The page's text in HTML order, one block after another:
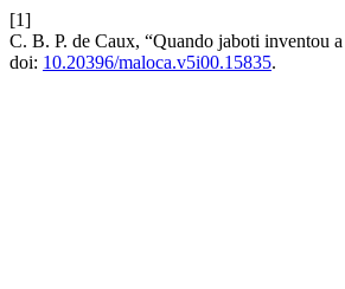
[1]
C. B. P. de Caux, “Quando jaboti inventou
doi: 10.20396/maloca.v5i00.15835.